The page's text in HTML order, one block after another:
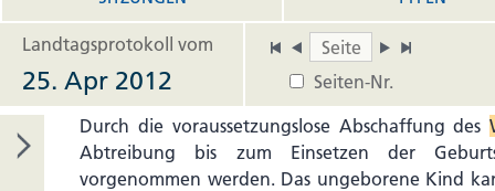
Landtagsprotokoll vom
Seiten-Nr.
25. Apr 2012
Preis, der diese Initiative mit sich bringt, ist zu
wenn ich nun etwas in die emotionale Bresche
es einfach einmal bildlich auf den Punkt bringen:
Durch die voraussetzungslose Abschaffung des
Abtreibung bis zum Einsetzen der
vorgenommen werden. Das ungeborene Kind